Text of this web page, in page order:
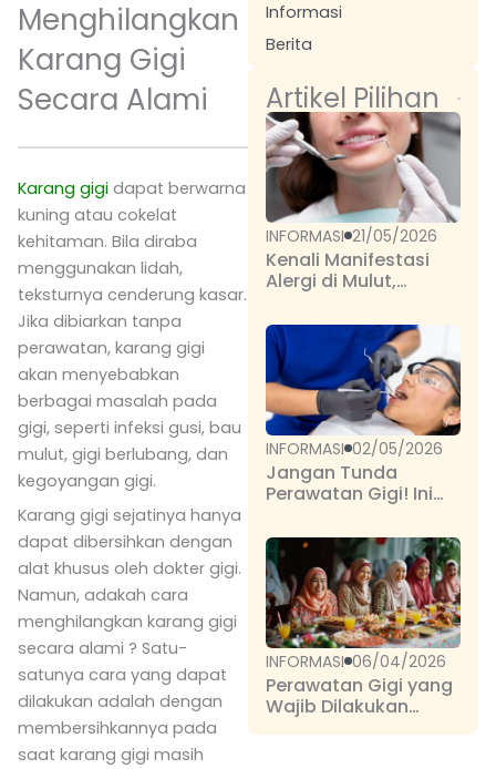
Menghilangkan
Karang Gigi
Secara Alami
Karang gigi dapat berwarna
kuning atau cokelat
kehitaman. Bila diraba
menggunakan lidah,
teksturnya cenderung kasar.
Jika dibiarkan tanpa
perawatan, karang gigi
akan menyebabkan
berbagai masalah pada
gigi, seperti infeksi gusi, bau
mulut, gigi berlubang, dan
kegoyangan gigi.
Karang gigi sejatinya hanya
dapat dibersihkan dengan
alat khusus oleh dokter gigi.
Namun, adakah cara
menghilangkan karang gigi
secara alami ? Satu-
satunya cara yang dapat
dilakukan adalah dengan
membersihkannya pada
saat karang gigi masih
Informasi
Berita
Artikel Pilihan
INFORMASI 21/05/2026
Kenali Manifestasi
Alergi di Mulut,
Serius
INFORMASI 02/05/2026
Jangan Tunda
Perawatan Gigi! Ini
Dasar yang Penting
dan Umum Dilakukan
INFORMASI 06/04/2026
Perawatan Gigi yang
Wajib Dilakukan